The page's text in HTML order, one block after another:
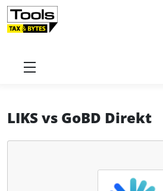
Startseite
LIKS vs GoBD Direkt